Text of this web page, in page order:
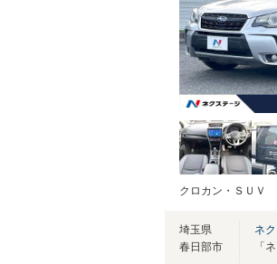
クロカン・ＳＵＶ
埼玉県
春日部市
ネ